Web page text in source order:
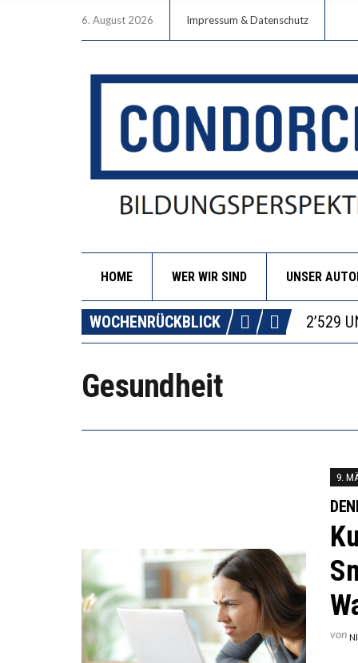
6. August 2026 Impressum & Datenschutz
HOME WER WIR SIND UNSER
WOCHENRÜCKBLICK
DIE
ICH
Gesundheit
9.
von